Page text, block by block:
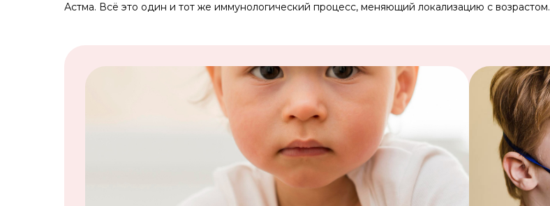
Астма. Всё это один и тот же иммунологический процесс, меняющий локализацию с возрастом.